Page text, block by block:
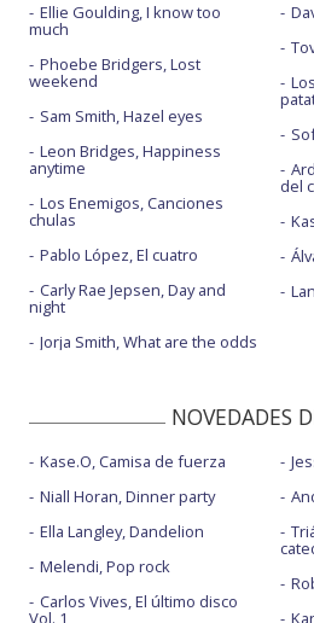
Ellie Goulding, I know too
much
Phoebe Bridgers, Lost
weekend
Sam Smith, Hazel eyes
Leon Bridges, Happiness
anytime
Los Enemigos, Canciones
chulas
Pablo López, El cuatro
Carly Rae Jepsen, Day and
night
Jorja Smith, What are the odds
del
NOVEDADES
Kase.O, Camisa de fuerza
Niall Horan, Dinner party
Ella Langley, Dandelion
Melendi, Pop rock
Carlos Vives, El último disco
Vol. 1